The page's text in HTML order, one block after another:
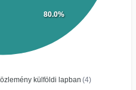
külföldi lapban (4)
80.0%